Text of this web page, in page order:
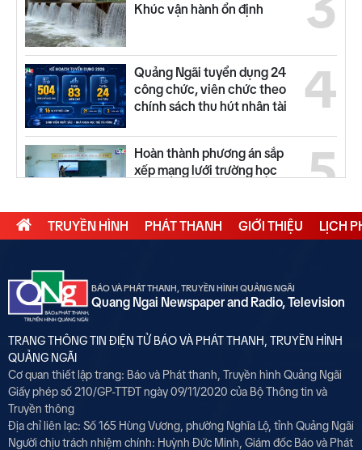
Khúc vận hành ổn định
4
Quảng Ngãi tuyển dụng 24
công chức, viên chức theo
chính sách thu hút nhân tài
5
Hoàn thành phương án sắp
xếp mạng lưới trường học
6
Từ 14/8, lưu thông trên cao
7
Nâng cấp hệ thống thủy lợi hồ
Núi Ngang - Liệt Sơn
8
Lễ hội Thảo nguyên Bùi Hui
TRUYỀN HÌNH PHÁT THANH GIỚI THIỆU LỊCH
BÁO VÀ PHÁT THANH, TRUYỀN HÌNH QUẢNG NGÃI
Quang Ngai Newspaper and Radio, Television
TRANG THÔNG TIN ĐIỆN TỬ BÁO VÀ PHÁT THANH, TRUYỀN HÌNH
QUẢNG NGÃI
Cơ quan thiết lập trang: Báo và Phát thanh, Truyền hình Quảng Ngãi
Giấy phép số 210/GP-TTĐT ngày 09/11/2020 của Bộ Thông tin và
Truyền thông
Địa chỉ liên lạc: Số 165 Hùng Vương, phường Nghĩa Lộ, tỉnh Quảng Ngãi
Người chịu trách nhiệm chính: Huỳnh Đức Minh, Giám đốc Báo và Phát